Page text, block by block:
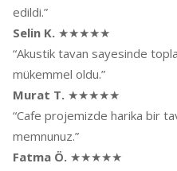
edildi.”
Selin K. ★★★★★
“Akustik tavan sayesinde
mükemmel oldu.”
Murat T. ★★★★★
“Cafe projemizde harika bir
memnunuz.”
Fatma Ö. ★★★★★